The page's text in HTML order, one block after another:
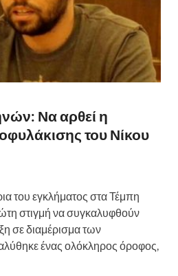
Να αρθεί η
του Νίκου
του εγκλήματος στα Τέμπη
στιγμή να συγκαλυφθούν
σε διαμέρισμα των
ένας ολόκληρος όροφος,